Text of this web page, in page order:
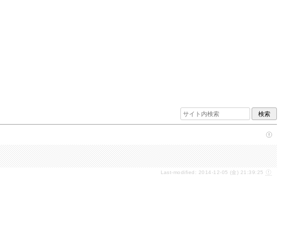
Last-modified: 2014-12-05 (金) 21:39:25